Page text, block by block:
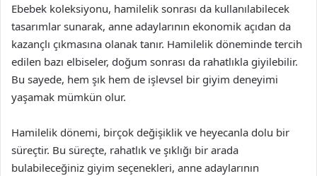
Ebebek koleksiyonu, hamilelik sonrası da kullanılabilecek
tasarımlar sunarak, anne adaylarının ekonomik açıdan da
kazançlı çıkmasına olanak tanır. Hamilelik döneminde tercih
edilen bazı elbiseler, doğum sonrası da rahatlıkla giyilebilir.
Bu sayede, hem şık hem de işlevsel bir giyim deneyimi
yaşamak mümkün olur.
Hamilelik dönemi, birçok değişiklik ve heyecanla dolu bir
süreçtir. Bu süreçte, rahatlık ve şıklığı bir arada
bulabileceğiniz giyim seçenekleri, anne adaylarının